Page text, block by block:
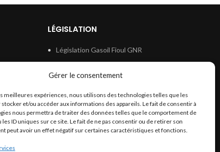
Gérer le consentement
meilleures expériences, nous utilisons des technologies telles que les
et/ou accéder aux informations des appareils. Le fait de consentir à
nous permettra de traiter des données telles que le comportement de
les ID uniques sur ce site. Le fait de ne pas consentir ou de retirer son
peut avoir un effet négatif sur certaines caractéristiques et fonctions.
LÉGISLATION
Législation Gasoil Fioul GNR
Législation Eau
Législation Lubrifiant
Législation Phytosanitaire